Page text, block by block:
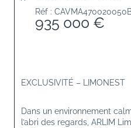
Réf :
935 000 €
EXCLUSIVITÉ – LIMONEST
Dans un environnement
l’abri des regards, ARLIM